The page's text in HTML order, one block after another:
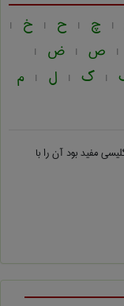
| چ | ح | خ |
| ص | ض |
| گ | ل | م
مفید بود آن را با